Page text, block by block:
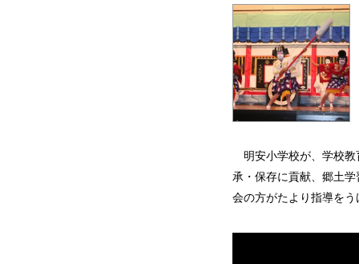
明安小学校が、学校
承・保存に貢献、郷土
会の方がたより指導を